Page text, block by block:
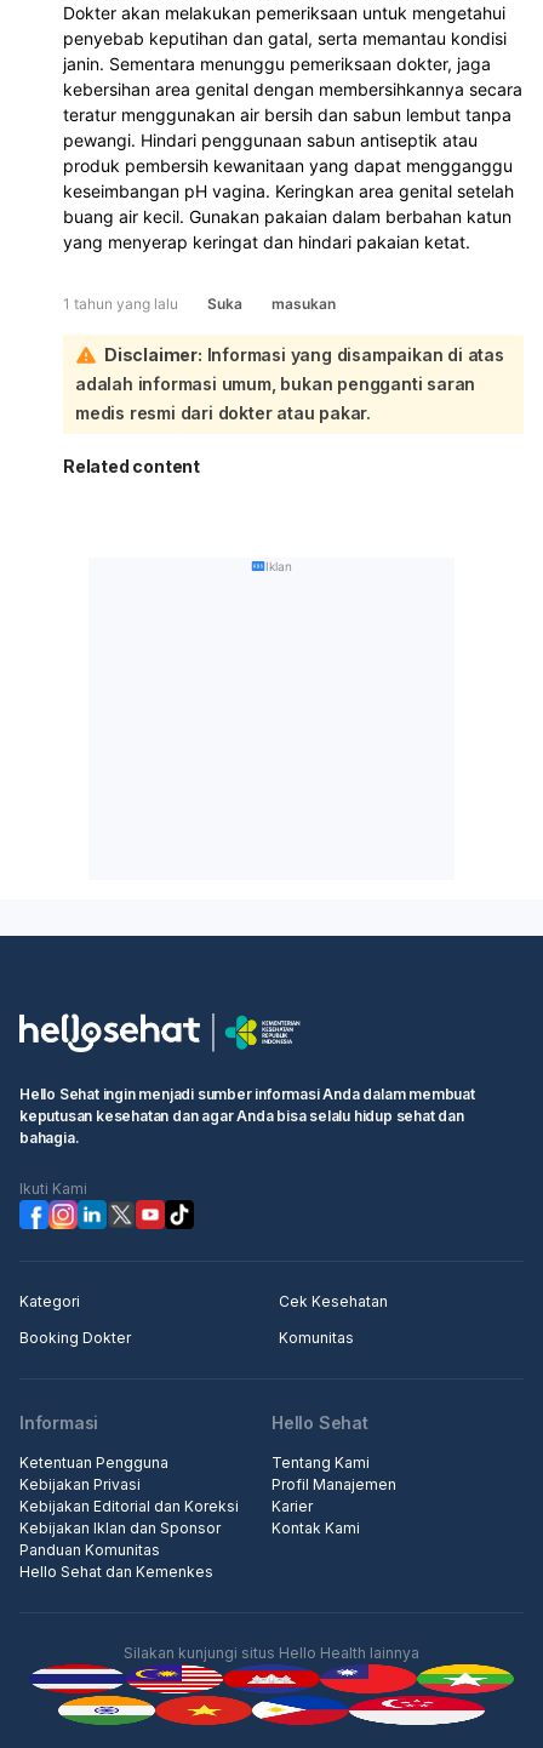
Dokter akan melakukan pemeriksaan untuk mengetahui
penyebab keputihan dan gatal, serta memantau kondisi
janin. Sementara menunggu pemeriksaan dokter, jaga
kebersihan area genital dengan membersihkannya secara
teratur menggunakan air bersih dan sabun lembut tanpa
pewangi. Hindari penggunaan sabun antiseptik atau
produk pembersih kewanitaan yang dapat mengganggu
keseimbangan pH vagina. Keringkan area genital setelah
buang air kecil. Gunakan pakaian dalam berbahan katun
yang menyerap keringat dan hindari pakaian ketat.
1 tahun yang lalu Suka masukan
Disclaimer: Informasi yang disampaikan di atas
adalah informasi umum, bukan pengganti saran
medis resmi dari dokter atau pakar.
Related content
Iklan
Hello Sehat ingin menjadi sumber informasi Anda dalam membuat
keputusan kesehatan dan agar Anda bisa selalu hidup sehat dan
bahagia.
Ikuti Kami
Kategori
Cek Kesehatan
Booking Dokter
Komunitas
Informasi
Ketentuan Pengguna
Kebijakan Privasi
Kebijakan Editorial dan Koreksi
Kebijakan Iklan dan Sponsor
Panduan Komunitas
Hello Sehat dan Kemenkes
Hello Sehat
Tentang Kami
Profil Manajemen
Karier
Kontak Kami
Silakan kunjungi situs Hello Health lainnya